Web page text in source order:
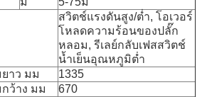
สวิตช์แรงดันสูง/ต่ำ, โอเวอร์
โหลดความร้อนของปลั๊ก
หลอม, รีเลย์กลับเฟสสวิตช์
น้ำเย็นอุณหภูมิต่ำ
าว มม
1335
ว้าง มม
670